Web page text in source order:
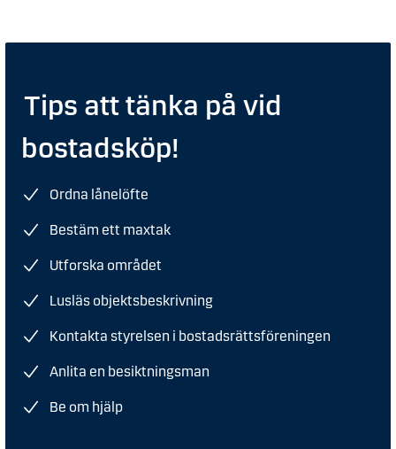
Tips att tänka på vid
bostadsköp!
Ordna lånelöfte
Bestäm ett maxtak
Utforska området
Lusläs objektsbeskrivning
Kontakta styrelsen i bostadsrättsföreningen
Anlita en besiktningsman
Be om hjälp